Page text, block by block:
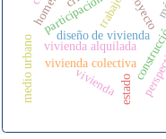
diseño de vivienda
vivienda colectiva
proyecto
vivienda alquilada
estado
vivienda
medio urbano
trabajo